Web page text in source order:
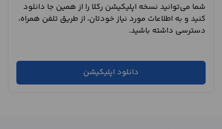
شما می‌توانید نسخه اپلیکیشن رکلا را از همین جا دانلود
کنید و به اطلاعات مورد نیاز خودتان، از طریق تلفن همراه،
دسترسی داشته باشید.
دانلود اپلیکیشن